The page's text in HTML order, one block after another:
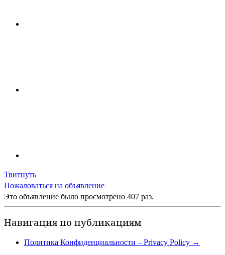
Твитнуть
Пожаловаться на объявление
Это объявление было просмотрено 407 раз.
Навигация по публикациям
Политика Конфиденциальности – Privacy Policy →